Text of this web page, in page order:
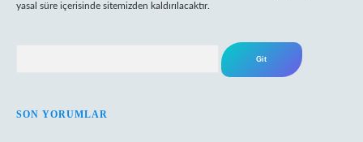
yasal süre içerisinde sitemizden kaldırılacaktır.
SON YORUMLAR